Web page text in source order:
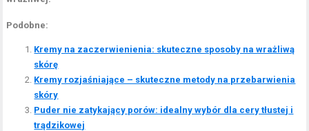
Podobne:
Kremy na zaczerwienienia: skuteczne sposoby na wrażliwą
skórę
Kremy rozjaśniające – skuteczne metody na przebarwienia
skóry
Puder nie zatykający porów: idealny wybór dla cery tłustej i
trądzikowej